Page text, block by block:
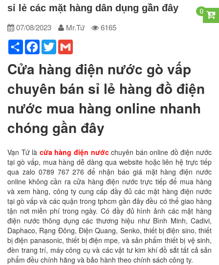
0
sỉ lẻ các mặt hàng dân dụng gần đây
07/08/2023 Mr.Tứ 6165
Share Facebook
Twitter
Cửa hàng điện nước gò vấp
chuyên bán sỉ lẻ hàng đồ điện
nước mua hàng online nhanh
chóng gần đây
Vạn Tứ là cửa hàng điện nướcchuyên bán online đồ điện nước
tại gò vấp, mua hàng dễ dàng qua website hoặc liên hệ trực tiếp
qua zalo 0789 767 276 để nhận báo giá mặt hàng điện nước
online không cần ra cửa hàng điện nước trực tiếp để mua hàng
và xem hàng, công ty cung cấp đầy đủ các mặt hàng điện nước
tại gò vấp và các quận trong tphcm gần đây đều có thể giao hàng
tận nơi miễn phí trong ngày. Có đầy đủ hình ảnh các mặt hàng
điện nước thông dụng các thương hiệu như Bình Minh, Cadivi,
Daphaco, Rạng Đông, Điện Quang, Senko, thiết bị điện sino, thiết
bị điện panasonic, thiết bị điện mpe, và sản phẩm thiết bị vệ sinh,
đèn trang trí, máy công cụ và các vật tư kim khí đồ sắt tất cả sản
phẩm đều chính hãng và bảo hành theo chính sách công ty.